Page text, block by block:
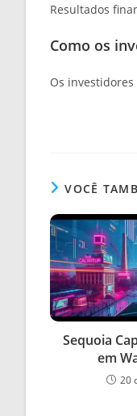
Resultados
Como os
Os
VOCÊ
Sequoia
em
20